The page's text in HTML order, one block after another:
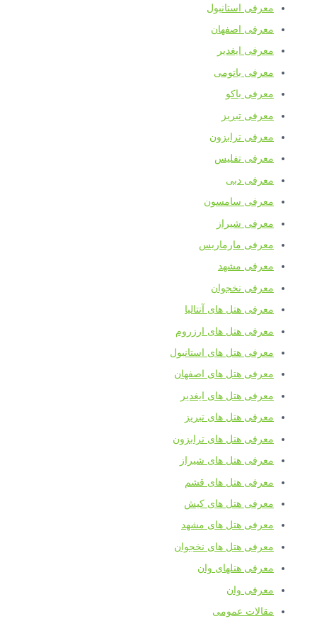
معرفی استانبول
معرفی اصفهان
معرفی ایغدیر
معرفی باتومی
معرفی باکو
معرفی تبریز
معرفی ترابزون
معرفی تفلیس
معرفی دبی
معرفی سامسون
معرفی شیراز
معرفی مارماریس
معرفی مشهد
معرفی نخجوان
معرفی هتل های آنتالیا
معرفی هتل های ارزروم
معرفی هتل های استانبول
معرفی هتل های اصفهان
معرفی هتل های ایغدیر
معرفی هتل های تبریز
معرفی هتل های ترابزون
معرفی هتل های شیراز
معرفی هتل های قشم
معرفی هتل های کیش
معرفی هتل های مشهد
معرفی هتل های نخجوان
معرفی هتلهای وان
معرفی وان
مقالات عمومی